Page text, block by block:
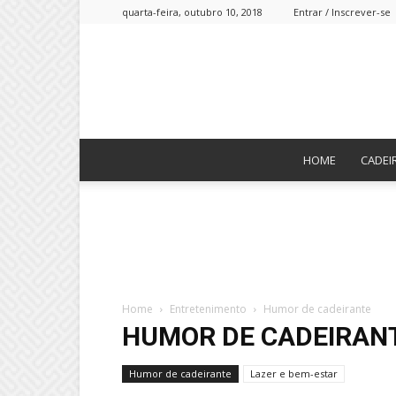
quarta-feira, outubro 10, 2018 Entrar / Inscrever-se
HOME
Home Entretenimento Humor de cadeirante
HUMOR DE
Humor de cadeirante Lazer e bem-estar